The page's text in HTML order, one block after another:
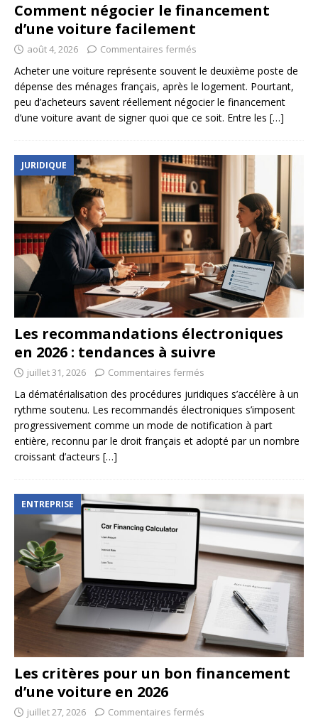
Comment négocier le financement
d’une voiture facilement
août 4, 2026 Commentaires fermés
Acheter une voiture représente souvent le deuxième poste de
dépense des ménages français, après le logement. Pourtant,
peu d’acheteurs savent réellement négocier le financement
d’une voiture avant de signer quoi que ce soit. Entre les […]
JURIDIQUE
Les recommandations électroniques
en 2026 : tendances à suivre
juillet 31, 2026 Commentaires fermés
La dématérialisation des procédures juridiques s’accélère à un
rythme soutenu. Les recommandés électroniques s’imposent
progressivement comme un mode de notification à part
entière, reconnu par le droit français et adopté par un nombre
croissant d’acteurs […]
ENTREPRISE
Les critères pour un bon financement
d’une voiture en 2026
juillet 27, 2026 Commentaires fermés